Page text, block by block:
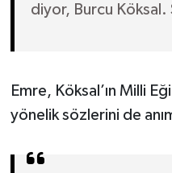
diyor, Burcu Köksal.
Emre, Köksal’ın Milli
yönelik sözlerini de